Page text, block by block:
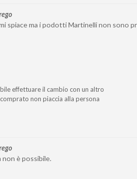
spiace ma i podotti Martinelli non sono
effettuare il cambio con un altro
non piaccia alla persona
non è possibile.